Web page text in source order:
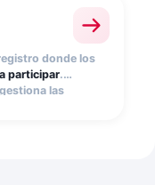
donde los
participar.
las